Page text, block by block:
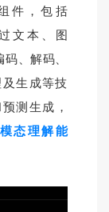
件，包括
文本、图
、解码、
生成等技
测生成 ，
态理解能